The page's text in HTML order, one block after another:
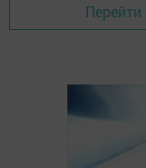
Перейти